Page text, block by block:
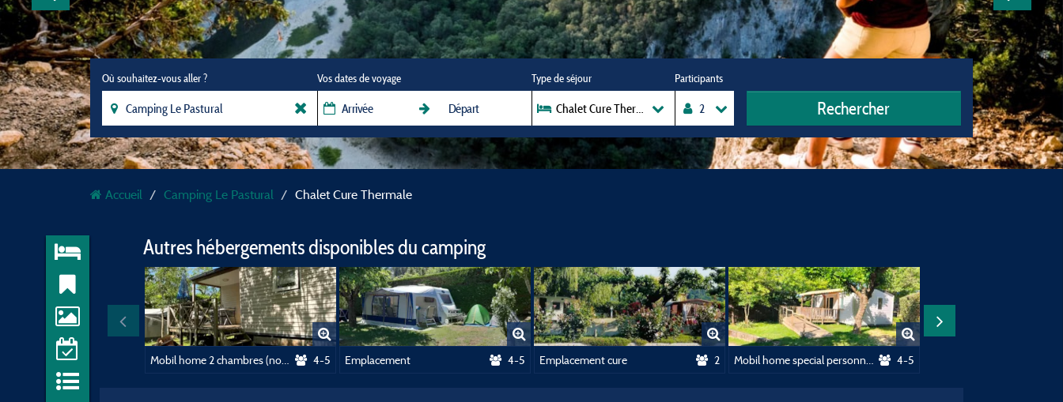
Où souhaitez-vous aller ? Vos dates de voyage Type de séjour
Chalet Cure Thermale
Participants
Rechercher
Accueil Camping Le Pastural Chalet Cure Thermale
Autres hébergements disponibles du camping
Mobil home 2 chambres (non climatisé) - 28m² 4-5 Emplacement 4-5 Emplacement cure 2 4-5